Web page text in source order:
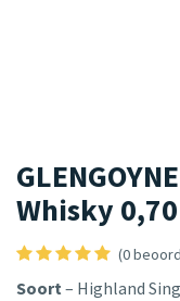
Whisky
(0
Soort– Highland